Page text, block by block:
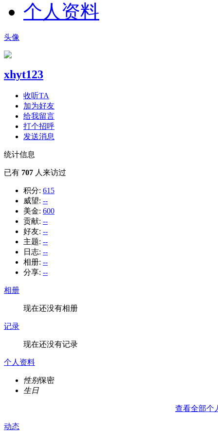
个人资料
头像
xhyt123
收听TA
加为好友
给我留言
打个招呼
发送消息
统计信息
已有 707 人来访过
积分: 615
威望: --
美金: 600
贡献: --
好友: --
主题: --
日志: --
相册: --
分享: --
相册
现在还没有相册
记录
现在还没有记录
个人资料
性别保密
生日
查看全部个
动态